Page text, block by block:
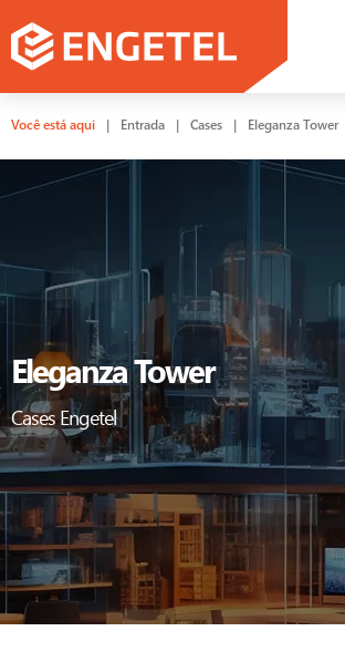
Você está aqui Entrada Cases Eleganza Tower
Eleganza Tower
Cases Engetel